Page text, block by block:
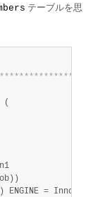
テーブルを思
***************
(
ENGINE = InnoDB,